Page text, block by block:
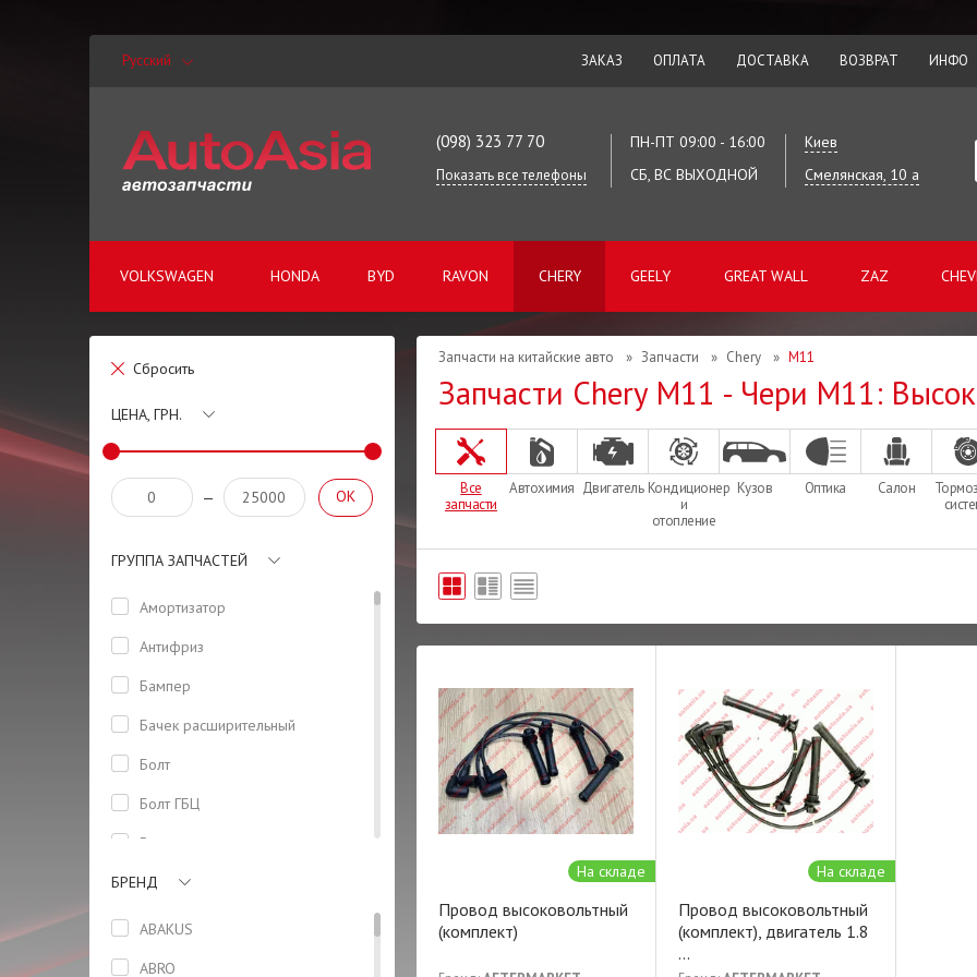
Русский ЗАКАЗ ОПЛАТА ДОСТАВКА ВОЗВРАТ ИНФО
(098) 323 77 70
Показать все телефоны
ПН-ПТ 09:00 - 16:00
СБ, ВС ВЫХОДНОЙ
Киев
Смелянская, 10 а
VOLKSWAGEN HONDA BYD RAVON CHERY GEELY GREAT WALL ZAZ
Сбросить
ЦЕНА, ГРН.
— OK
ГРУППА ЗАПЧАСТЕЙ
Амортизатор
Антифриз
Бампер
Бачeк расширительный
Болт
Болт ГБЦ
Вал
Вилка
Вкладыши
Втулка
БРЕНД
ABAKUS
ABRO
Запчасти на китайские авто » Запчасти » Chery » M11
Запчасти Chery M11 - Чери М11:
Все
запчасти
Автохимия Двигатель Кондиционер
и
отопление
Кузов Оптика Салон
На складе
Провод высоковольтный
(комплект)
На складе
Провод высоковольтный
(комплект), двигатель 1.8
...